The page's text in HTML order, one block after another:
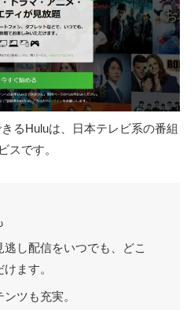
るHuluは、日本テレビ系の番組
スです。
逃し配信をいつでも、どこ
ます。
ツも充実。